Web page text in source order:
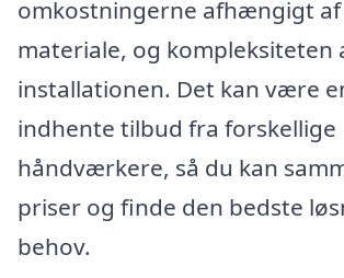
omkostningerne afhængigt
materiale, og kompleksiteten
installationen. Det kan være
indhente tilbud fra forskellige
håndværkere, så du kan
priser og finde den bedste
behov.